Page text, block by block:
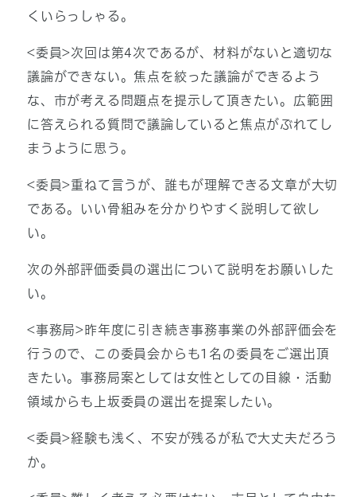
くいらっしゃる。
<委員>次回は第4次であるが、材料がないと適切な
議論ができない。焦点を絞った議論ができるよう
な、市が考える問題点を提示して頂きたい。広範囲
に答えられる質問で議論していると焦点がぶれてし
まうように思う。
<委員>重ねて言うが、誰もが理解できる文章が大切
である。いい骨組みを分かりやすく説明して欲し
い。
次の外部評価委員の選出について説明をお願いした
い。
<事務局>昨年度に引き続き事務事業の外部評価会を
行うので、この委員会からも1名の委員をご選出頂
きたい。事務局案としては女性としての目線・活動
領域からも上坂委員の選出を提案したい。
<委員>経験も浅く、不安が残るが私で大丈夫だろう
か。